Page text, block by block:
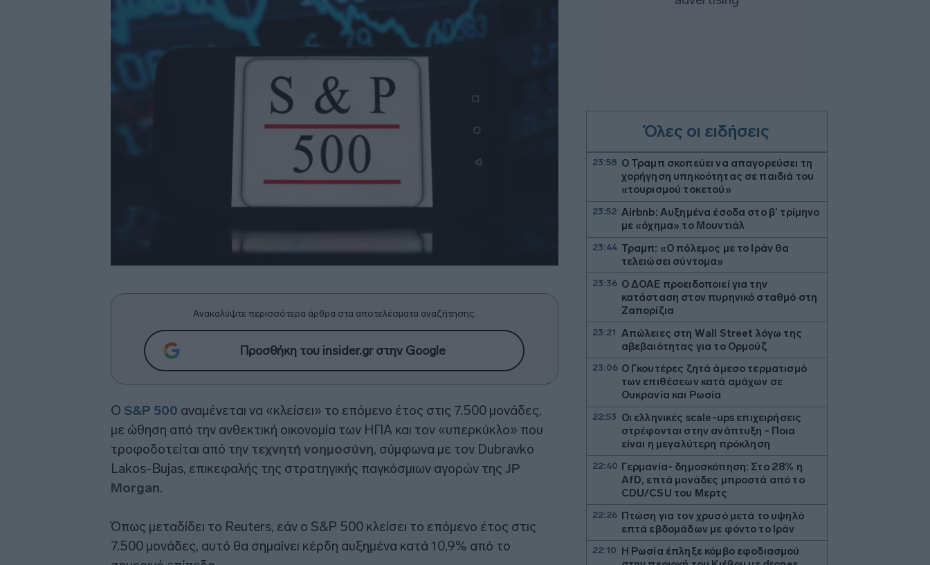
Ανακαλύψτε περισσότερα άρθρα στα αποτελέσματα αναζήτησης.
Προσθήκη του insider.gr στην Google
Ο S&P 500 αναμένεται να «κλείσει» το επόμενο έτος στις 7.500 μονάδες,
με ώθηση από την ανθεκτική οικονομία των ΗΠΑ και τον «υπερκύκλο» που
τροφοδοτείται από την τεχνητή νοημοσύνη, σύμφωνα με τον Dubravko
Lakos-Bujas, επικεφαλής της στρατηγικής παγκόσμιων αγορών της JP
Morgan.
Όπως μεταδίδει το Reuters, εάν ο S&P 500 κλείσει το επόμενο έτος στις
7.500 μονάδες, αυτό θα σημαίνει κέρδη αυξημένα κατά 10,9% από το
Όλες οι ειδήσεις
23:58 Ο Τραμπ σκοπεύει να απαγορεύσει τη
χορήγηση υπηκοότητας σε παιδιά του
«τουρισμού τοκετού»
23:52 Airbnb: Αυξημένα έσοδα στο β’ τρίμηνο
με «όχημα» το Μουντιάλ
23:44 Τραμπ: «Ο πόλεμος με το Ιράν θα
τελειώσει σύντομα»
23:36 Ο ΔΟΑΕ προειδοποιεί για την
κατάσταση στον πυρηνικό σταθμό στη
Ζαπορίζια
23:21
Απώλειες στη Wall Street λόγω της
αβεβαιότητας για το Ορμούζ
23:06 Ο Γκουτέρες ζητά άμεσο τερματισμό
των επιθέσεων κατά αμάχων σε
Ουκρανία και Ρωσία
22:53 Οι ελληνικές scale-ups επιχειρήσεις
στρέφονται στην ανάπτυξη - Ποια
είναι η μεγαλύτερη πρόκληση
22:40 Γερμανία- δημοσκόπηση: Στο 28% η
AfD, επτά μονάδες μπροστά από το
CDU/CSU του Μερτς
22:26 Πτώση για τον χρυσό μετά το υψηλό
επτά εβδομάδων με φόντο το Ιράν
22:10
Η Ρωσία έπληξε κόμβο εφοδιασμού